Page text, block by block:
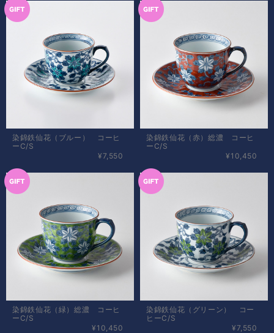
染錦鉄仙花（ブルー） コーヒ
ーC/S
¥7,550
染錦鉄仙花（赤）総濃 コーヒ
ーC/S
¥10,450
染錦鉄仙花（緑）総濃 コーヒ
ーC/S
¥10,450
染錦鉄仙花（グリーン） コー
ヒーC/S
¥7,550